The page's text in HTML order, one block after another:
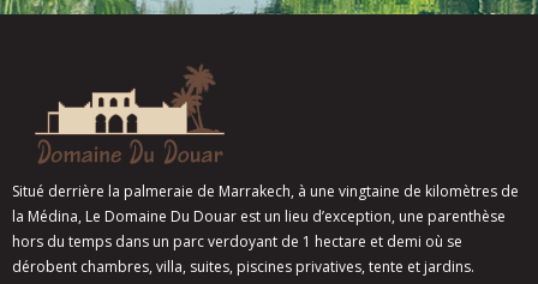
Situé derrière la palmeraie de Marrakech, à une vingtaine de kilomètres de
la Médina, Le Domaine Du Douar est un lieu d’exception, une parenthèse
hors du temps dans un parc verdoyant de 1 hectare et demi où se
dérobent chambres, villa, suites, piscines privatives, tente et jardins.